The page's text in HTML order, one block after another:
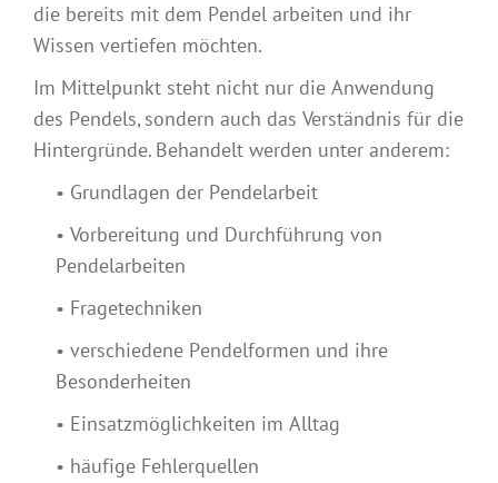
die bereits mit dem Pendel arbeiten und ihr
Wissen vertiefen möchten.
Im Mittelpunkt steht nicht nur die Anwendung
des Pendels, sondern auch das Verständnis für die
Hintergründe. Behandelt werden unter anderem:
• Grundlagen der Pendelarbeit
• Vorbereitung und Durchführung von
Pendelarbeiten
• Fragetechniken
• verschiedene Pendelformen und ihre
Besonderheiten
• Einsatzmöglichkeiten im Alltag
• häufige Fehlerquellen